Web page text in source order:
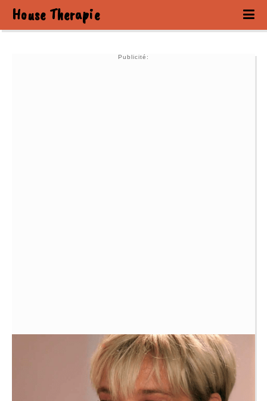
House Therapie
Publicité: